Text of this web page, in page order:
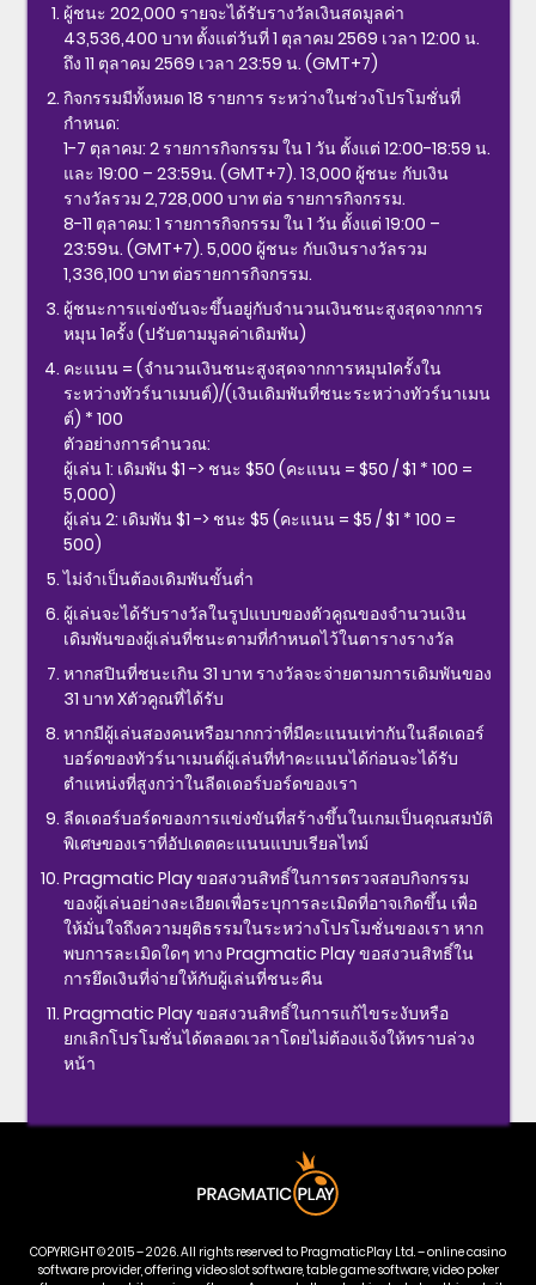
ผู้ชนะ 202,000 รายจะได้รับรางวัลเงินสดมูลค่า
43,536,400 บาท ตั้งแต่วันที่ 1 ตุลาคม 2569 เวลา 12:00 น.
ถึง 11 ตุลาคม 2569 เวลา 23:59 น. (GMT+7)
กิจกรรมมีทั้งหมด 18 รายการ ระหว่างในช่วงโปรโมชั่นที่
กำหนด:
1-7 ตุลาคม: 2 รายการกิจกรรม ใน 1 วัน ตั้งแต่ 12:00-18:59 น.
และ 19:00 – 23:59น. (GMT+7). 13,000 ผู้ชนะ กับเงิน
รางวัลรวม 2,728,000 บาท ต่อ รายการกิจกรรม.
8-11 ตุลาคม: 1 รายการกิจกรรม ใน 1 วัน ตั้งแต่ 19:00 –
23:59น. (GMT+7). 5,000 ผู้ชนะ กับเงินรางวัลรวม
1,336,100 บาท ต่อรายการกิจกรรม.
ผู้ชนะการแข่งขันจะขึ้นอยู่กับจำนวนเงินชนะสูงสุดจากการ
หมุน 1ครั้ง (ปรับตามมูลค่าเดิมพัน)
คะแนน = (จำนวนเงินชนะสูงสุดจากการหมุน1ครั้งใน
ระหว่างทัวร์นาเมนต์)/(เงินเดิมพันที่ชนะระหว่างทัวร์นาเมน
ต์) * 100
ตัวอย่างการคำนวณ:
ผู้เล่น 1: เดิมพัน $1 -> ชนะ $50 (คะแนน = $50 / $1 * 100 =
5,000)
ผู้เล่น 2: เดิมพัน $1 -> ชนะ $5 (คะแนน = $5 / $1 * 100 =
500)
ไม่จำเป็นต้องเดิมพันขั้นต่ำ
ผู้เล่นจะได้รับรางวัลในรูปแบบของตัวคูณของจำนวนเงิน
เดิมพันของผู้เล่นที่ชนะตามที่กำหนดไว้ในตารางรางวัล
หากสปินที่ชนะเกิน 31 บาท รางวัลจะจ่ายตามการเดิมพันของ
31 บาท Xตัวคูณที่ได้รับ
หากมีผู้เล่นสองคนหรือมากกว่าที่มีคะแนนเท่ากันในลีดเดอร์
บอร์ดของทัวร์นาเมนต์ผู้เล่นที่ทำคะแนนได้ก่อนจะได้รับ
ตำแหน่งที่สูงกว่าในลีดเดอร์บอร์ดของเรา​
ลีดเดอร์บอร์ดของการแข่งขันที่สร้างขึ้นในเกมเป็นคุณสมบัติ
พิเศษของเราที่อัปเดตคะแนนแบบเรียลไทม์​
Pragmatic Play ขอสงวนสิทธิ์ในการตรวจสอบกิจกรรม
ของผู้เล่นอย่างละเอียดเพื่อระบุการละเมิดที่อาจเกิดขึ้น เพื่อ
ให้มั่นใจถึงความยุติธรรมในระหว่างโปรโมชั่นของเรา หาก
พบการละเมิดใดๆ ทาง Pragmatic Play ขอสงวนสิทธิ์ใน
การยึดเงินที่จ่ายให้กับผู้เล่นที่ชนะคืน
Pragmatic Play ขอสงวนสิทธิ์ในการแก้ไขระงับหรือ
ยกเลิกโปรโมชั่นได้ตลอดเวลาโดยไม่ต้องแจ้งให้ทราบล่วง
หน้า
COPYRIGHT © 2015 – 2026. All rights reserved to PragmaticPlay Ltd. – online casino
software provider, offering video slot software, table game software, video poker